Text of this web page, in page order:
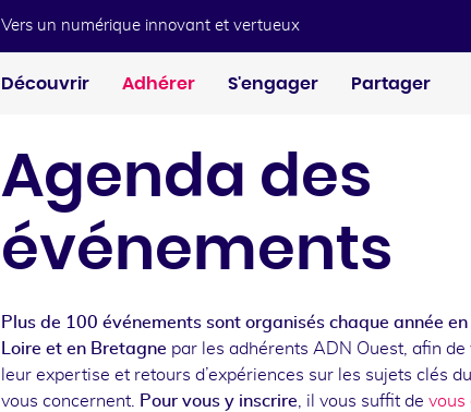
Vers un numérique innovant et vertueux
Découvrir Adhérer S'engager Partager
Agenda des
événements
Plus de 100 événements sont organisés chaque année
Loire et en Bretagne par les adhérents ADN Ouest, afin
leur expertise et retours d’expériences sur les sujets clés
vous concernent. Pour vous y inscrire, il vous suffit de vous